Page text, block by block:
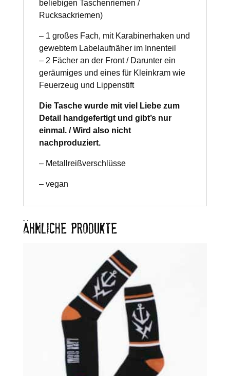
beliebigen Taschenriemen /
Rucksackriemen)
– 1 großes Fach, mit Karabinerhaken und
gewebtem Labelaufnäher im Innenteil
– 2 Fächer an der Front / Darunter ein
geräumiges und eines für Kleinkram wie
Feuerzeug und Lippenstift
Die Tasche wurde mit viel Liebe zum
Detail handgefertigt und gibt’s nur
einmal. / Wird also nicht
nachproduziert.
– Metallreißverschlüsse
– vegan
ÄHNLICHE PRODUKTE